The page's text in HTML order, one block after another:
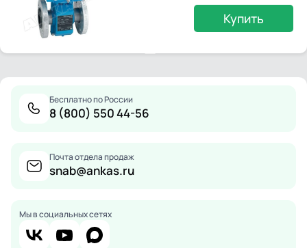
Купить
Бесплатно по России
8 (800) 550 44-56
Почта отдела продаж
snab@ankas.ru
Мы в социальных сетях